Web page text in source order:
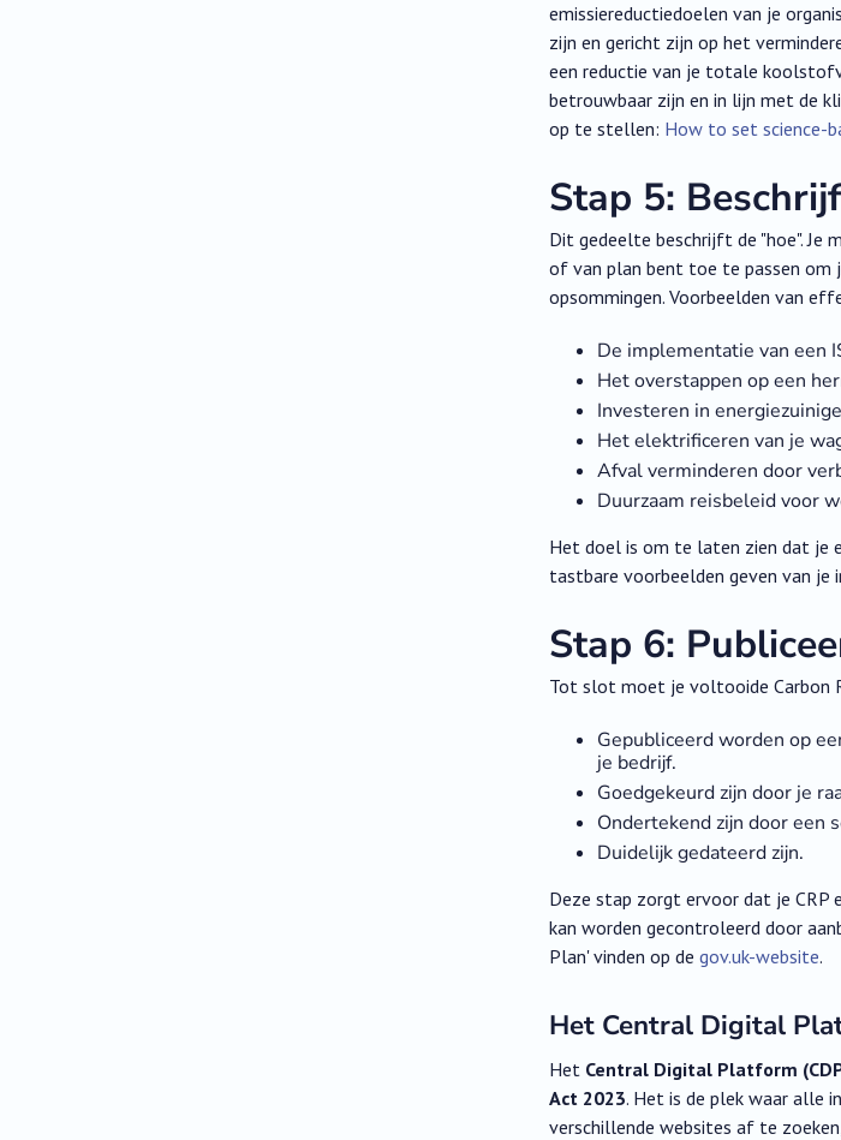
emissiereductiedoelen van je
zijn en gericht zijn op het
een reductie van je totale
betrouwbaar zijn en in lijn met de
op te stellen: How to set science-
Stap 5:
Dit gedeelte beschrijft de "hoe". Je
of van plan bent toe te passen om
opsommingen. Voorbeelden van
De implementatie van een
Het overstappen op een
Investeren in
Het elektrificeren van je
Afval verminderen door
Duurzaam reisbeleid voor
Het doel is om te laten zien dat je
tastbare voorbeelden geven van
Stap 6:
Tot slot moet je voltooide Carbon
Gepubliceerd worden op
je bedrijf.
Goedgekeurd zijn door je
Ondertekend zijn door een
Duidelijk gedateerd zijn.
Deze stap zorgt ervoor dat je
kan worden gecontroleerd door
Plan' vinden op de gov.uk-website.
Het Central Digital
Het Central Digital Platform
Act 2023. Het is de plek waar alle
verschillende websites af te